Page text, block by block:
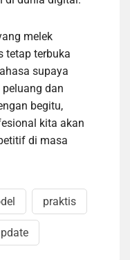
melek
tetap terbuka
supaya
dan
begitu,
kita akan
di masa
praktis